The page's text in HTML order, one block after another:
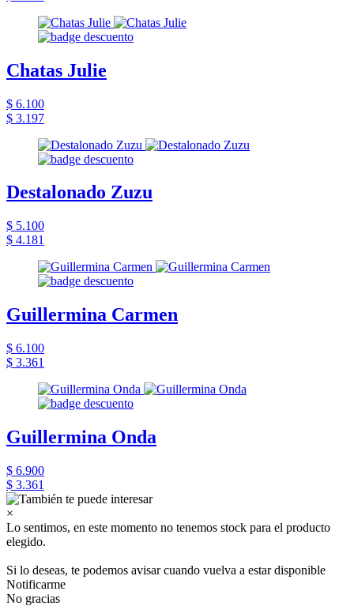
Chatas Julie
$ 6.100
$ 3.197
Destalonado Zuzu
$ 5.100
$ 4.181
Guillermina Carmen
$ 6.100
$ 3.361
Guillermina Onda
$ 6.900
$ 3.361
×
Lo sentimos, en este momento no tenemos stock para el producto
elegido.
Si lo deseas, te podemos avisar cuando vuelva a estar disponible
Notificarme
No gracias